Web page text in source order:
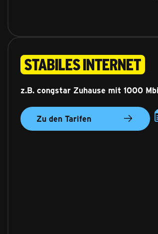
Stabiles Internet
z.B. congstar Zuhause mit 1000
Zu den Tarifen